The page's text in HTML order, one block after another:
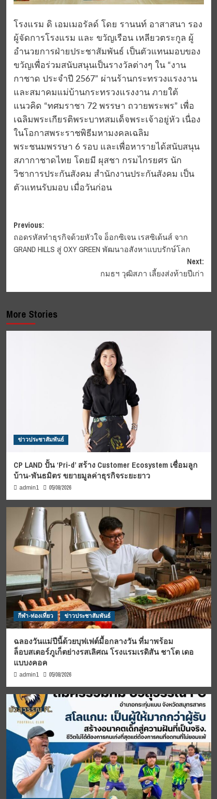
โรงแรม ดิ เอมเมอรัลด์ โดย รานนท์ อาสาสนา รอง
ผู้จัดการโรงแรม และ ขวัญ​เรือน​ เหลียว​ตระกูล​ ผู้​
อำนวยการฝ่ายประชาสัมพันธ์​ เป็นตัวแทนมอบของ
ขวัญเพื่อร่วมสนับสนุนเป็นรางวัลต่างๆ ใน “งาน
กาชาด ประจำปี 2567” ผ่านร้านกระทรวงแรงงาน
และสมาคมแม่บ้านกระทรวงแรงงาน ภายใต้
แนวคิด “ทศมราชา 72 พรรษา ถวายพระพร” เพื่อ
เฉลิมพระเกียรติพระบาทสมเด็จพระเจ้าอยู่หัว เนื่อง
ในโอกาสพระราชพิธีมหามงคลเฉลิม
พระชนมพรรษา 6 รอบ และเพื่อหารายได้สนับสนุน
สภากาชาดไทย โดยมี ผุสชา กรมไกรยศร นัก
วิชาการประกันสังคม สำนักงานประกันสังคม เป็น
ตัวแทนรับมอบ เมื่อวันก่อน
Post
navigation
Previous:
ถอดรหัสทำธุรกิจด้วยหัวใจ อ็อกซิเจน เรสซิเด้นส์ จาก
GRAND HILLS สู่ OXY GREEN พัฒนาอสังหาแบบรักษ์โลก
Next:
กมธฯ วุฒิสภา เลี้ยงส่งท้ายปีเก่า
More Stories
ข่าวประชาสัมพันธ์
CP LAND ปั้น ‘Pri-d’ สร้าง Customer Ecosystem เชื่อมลูก
บ้าน-พันธมิตร ขยายมูลค่าธุรกิจระยะยาว
admin1 05/08/2026
กีฬา-ท่องเที่ยว ข่าวประชาสัมพันธ์
ฉลองวันแม่ปีนี้ด้วยบุฟเฟต์มื้อกลางวัน ที่มาพร้อม
ล็อบสเตอร์ภูเก็ตย่างรสเลิศณ โรงแรมเรดิสัน ชาโต เดอ
แบบงคอค
admin1 05/08/2026